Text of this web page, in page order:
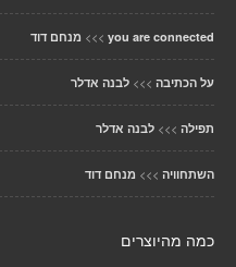
you are connected
>>> מנחם דוד
על הכתיבה >>> לבנה אדלר
תפילה >>> לבנה אדלר
השתחוויה >>> מנחם דוד
כמה מהיוצרים